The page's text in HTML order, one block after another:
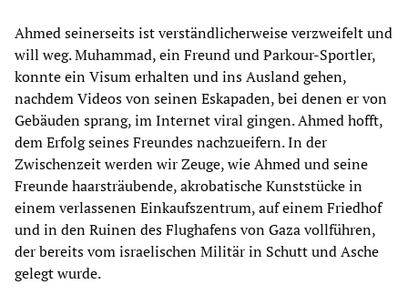
Ahmed seinerseits ist verständlicherweise verzweifelt und
will weg. Muhammad, ein Freund und Parkour-Sportler,
konnte ein Visum erhalten und ins Ausland gehen,
nachdem Videos von seinen Eskapaden, bei denen er von
Gebäuden sprang, im Internet viral gingen. Ahmed hofft,
dem Erfolg seines Freundes nachzueifern. In der
Zwischenzeit werden wir Zeuge, wie Ahmed und seine
Freunde haarsträubende, akrobatische Kunststücke in
einem verlassenen Einkaufszentrum, auf einem Friedhof
und in den Ruinen des Flughafens von Gaza vollführen,
der bereits vom israelischen Militär in Schutt und Asche
gelegt wurde.